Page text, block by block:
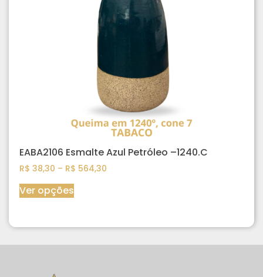
EABA2106 Esmalte Azul Petróleo –1240.C
R$ 38,30 – R$ 564,30
Ver opções